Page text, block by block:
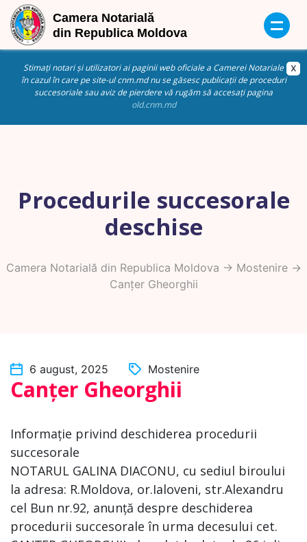
Stimați notari și utilizatori ai paginii web oficiale a Camerei Notariale
în cazul în care pe site-ul cnm.md nu se găsesc publicații de proceduri
succesoriale sau aviz de pierdere vă rugăm să accesați pagina
old.cnm.md
Procedurile succesorale
deschise
Camera Notarială din Republica Moldova -> Mostenire->
Canțer Gheorghii
6 august, 2025 Mostenire
Canțer Gheorghii
Informație privind deschiderea procedurii
succesorale
NOTARUL GALINA DIACONU, cu sediul biroului
la adresa: R.Moldova, or.Ialoveni, str.Alexandru
cel Bun nr.92, anunță despre deschiderea
procedurii succesorale în urma decesului cet.